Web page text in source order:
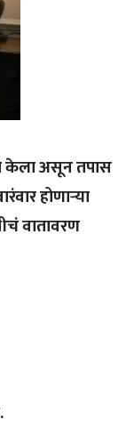
केलाअसूनतपास
होणाऱ्या
वातावरण
.